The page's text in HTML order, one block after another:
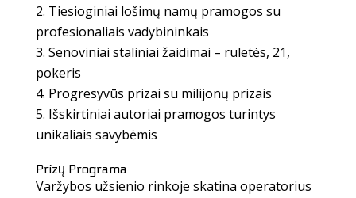
Tiesioginiai lošimų namų pramogos su
profesionaliais vadybininkais
Senoviniai staliniai žaidimai – ruletės, 21,
pokeris
Progresyvūs prizai su milijonų prizais
Išskirtiniai autoriai pramogos turintys
unikaliais savybėmis
Prizų Programa
Varžybos užsienio rinkoje skatina operatorius